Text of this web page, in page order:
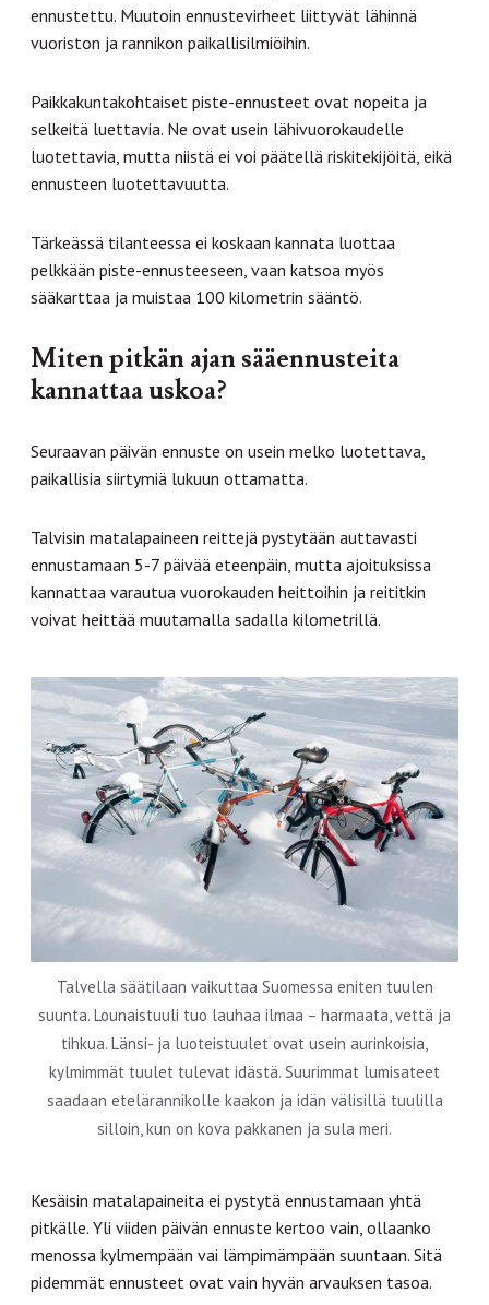
ennustettu. Muutoin ennustevirheet liittyvät lähinnä
vuoriston ja rannikon paikallisilmiöihin.
Paikkakuntakohtaiset piste-ennusteet ovat nopeita ja
selkeitä luettavia. Ne ovat usein lähivuorokaudelle
luotettavia, mutta niistä ei voi päätellä riskitekijöitä, eikä
ennusteen luotettavuutta.
Tärkeässä tilanteessa ei koskaan kannata luottaa
pelkkään piste-ennusteeseen, vaan katsoa myös
sääkarttaa ja muistaa 100 kilometrin sääntö.
Miten pitkän ajan sääennusteita
kannattaa uskoa?
Seuraavan päivän ennuste on usein melko luotettava,
paikallisia siirtymiä lukuun ottamatta.
Talvisin matalapaineen reittejä pystytään auttavasti
ennustamaan 5-7 päivää eteenpäin, mutta ajoituksissa
kannattaa varautua vuorokauden heittoihin ja reititkin
voivat heittää muutamalla sadalla kilometrillä.
Talvella säätilaan vaikuttaa Suomessa eniten tuulen
suunta. Lounaistuuli tuo lauhaa ilmaa – harmaata, vettä ja
tihkua. Länsi- ja luoteistuulet ovat usein aurinkoisia,
kylmimmät tuulet tulevat idästä. Suurimmat lumisateet
saadaan etelärannikolle kaakon ja idän välisillä tuulilla
silloin, kun on kova pakkanen ja sula meri.
Kesäisin matalapaineita ei pystytä ennustamaan yhtä
pitkälle. Yli viiden päivän ennuste kertoo vain, ollaanko
menossa kylmempään vai lämpimämpään suuntaan. Sitä
pidemmät ennusteet ovat vain hyvän arvauksen tasoa.